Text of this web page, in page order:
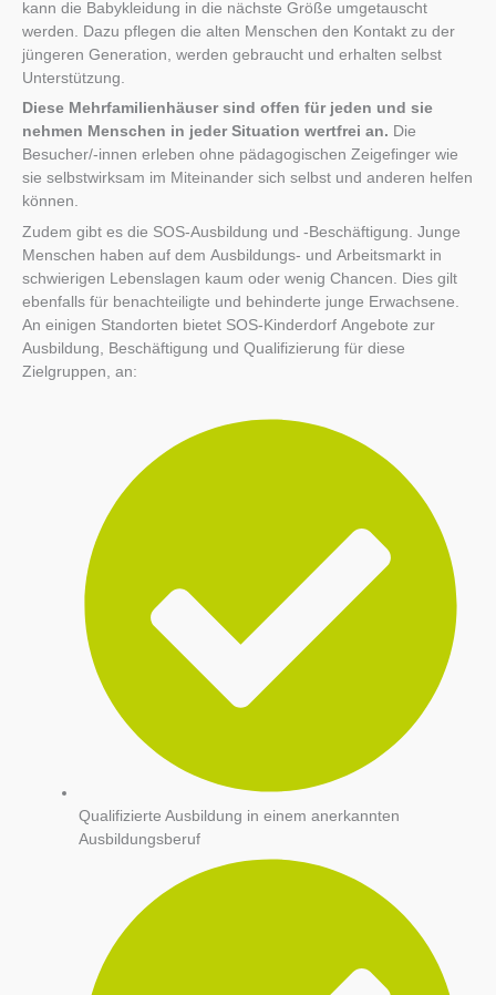
kann die Babykleidung in die nächste Größe umgetauscht
werden. Dazu pflegen die alten Menschen den Kontakt zu der
jüngeren Generation, werden gebraucht und erhalten selbst
Unterstützung.
Diese Mehrfamilienhäuser sind offen für jeden und sie
nehmen Menschen in jeder Situation wertfrei an. Die
Besucher/-innen erleben ohne pädagogischen Zeigefinger wie
sie selbstwirksam im Miteinander sich selbst und anderen helfen
können.
Zudem gibt es die SOS-Ausbildung und -Beschäftigung. Junge
Menschen haben auf dem Ausbildungs- und Arbeitsmarkt in
schwierigen Lebenslagen kaum oder wenig Chancen. Dies gilt
ebenfalls für benachteiligte und behinderte junge Erwachsene.
An einigen Standorten bietet SOS-Kinderdorf Angebote zur
Ausbildung, Beschäftigung und Qualifizierung für diese
Zielgruppen, an:
Qualifizierte Ausbildung in einem anerkannten
Ausbildungsberuf